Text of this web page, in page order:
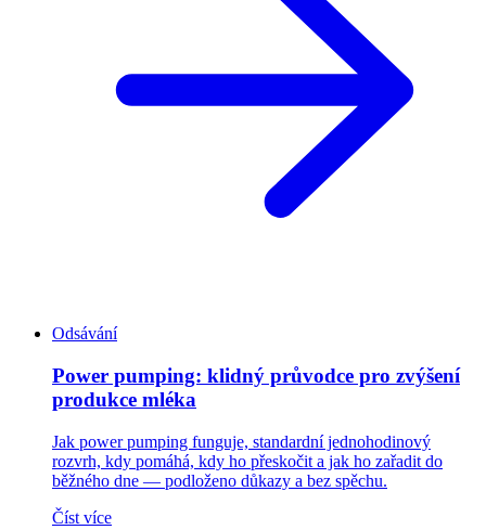
Odsávání
Power pumping: klidný průvodce pro zvýšení
produkce mléka
Jak power pumping funguje, standardní jednohodinový
rozvrh, kdy pomáhá, kdy ho přeskočit a jak ho zařadit do
běžného dne — podloženo důkazy a bez spěchu.
Číst více